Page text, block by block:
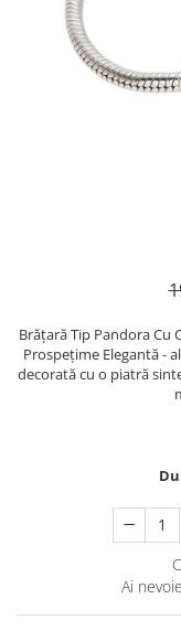
Brățară Tip Pandora Cu
Prospețime Elegantă -
decorată cu o piatră
Ai